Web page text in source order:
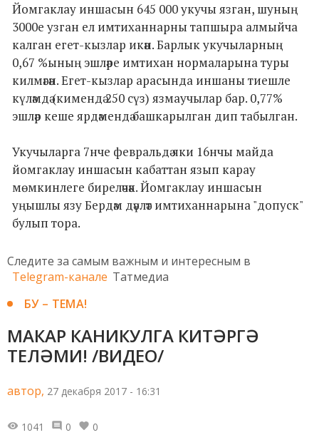
Йомгаклау иншасын 645 000 укучы язган, шуның
3000е узган ел имтиханнарны тапшыра алмыйча
калган егет-кызлар икән. Барлык укучыларның
0,67 %ының эшләре имтихан нормаларына туры
килмәгән. Егет-кызлар арасында иншаны тиешле
күләмдә (кимендә 250 сүз) язмаучылар бар. 0,77%
эшләр кеше ярдәмендә башкарылган дип табылган.
Укучыларга 7нче февральдә яки 16нчы майда
йомгаклау иншасын кабаттан язып карау
мөмкинлеге биреләчәк. Йомгаклау иншасын
уңышлы язу Бердәм дәүләт имтиханнарына "допуск"
булып тора.
Следите за самым важным и интересным в
Telegram-канале Татмедиа
БУ – ТЕМА!
МАКАР КАНИКУЛГА КИТӘРГӘ
ТЕЛӘМИ! /ВИДЕО/
автор, 27 декабря 2017 - 16:31
1041 0 0